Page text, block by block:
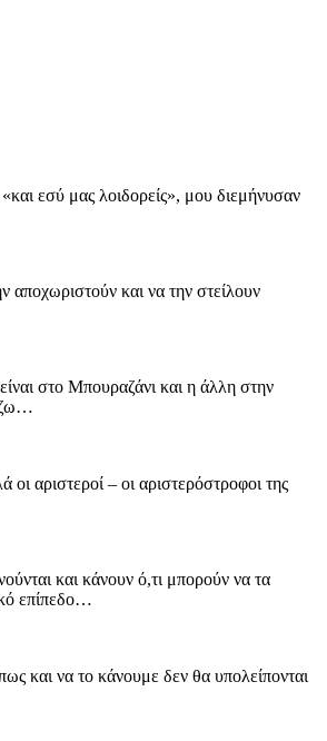
εσύ μας λοιδορείς», μου διεμήνυσαν
αποχωριστούν και να την στείλουν
στο Μπουραζάνι και η άλλη στην
αριστεροί – οι αριστερόστροφοι της
και κάνουν ό,τι μπορούν να τα
επίπεδο…
και να το κάνουμε δεν θα υπολείπονται